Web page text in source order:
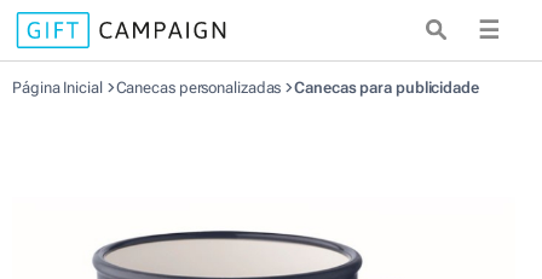
☰
Página Inicial Canecas personalizadas Canecas para publicidade